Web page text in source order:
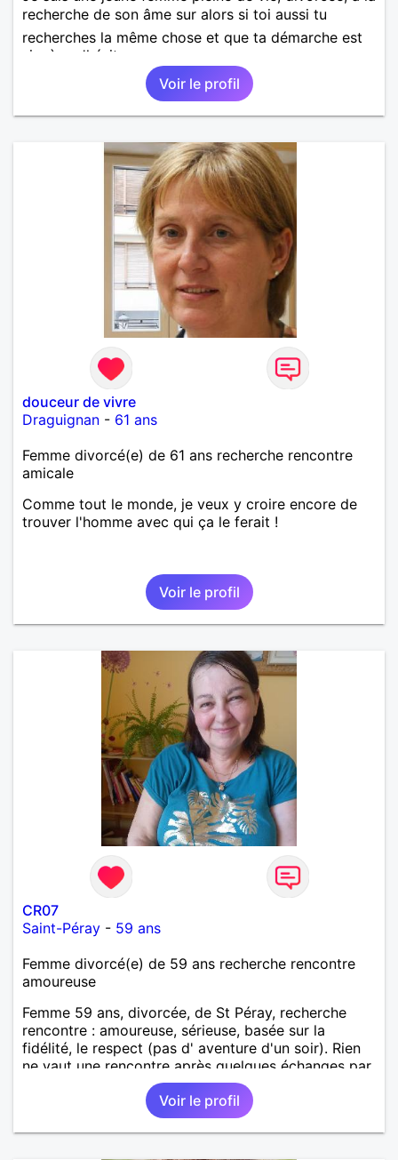
recherche de son âme sur alors si toi aussi tu
recherches la même chose et que ta démarche est
sincère n'hésite pas.
Voir le profil
douceur de vivre
Draguignan - 61 ans
Femme divorcé(e) de 61 ans recherche rencontre
amicale
Comme tout le monde, je veux y croire encore de
trouver l'homme avec qui ça le ferait !
Voir le profil
CR07
Saint-Péray - 59 ans
Femme divorcé(e) de 59 ans recherche rencontre
amoureuse
Femme 59 ans, divorcée, de St Péray, recherche
rencontre : amoureuse, sérieuse, basée sur la
fidélité, le respect (pas d' aventure d'un soir). Rien
ne vaut une rencontre après quelques échanges par
messages pour savoir si il y a un feeling entre les
deux et le désir de se revoir. Au plaisir de se
Voir le profil